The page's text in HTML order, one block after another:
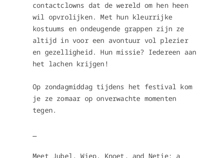
contactclowns dat de wereld om hen heen
wil opvrolijken. Met hun kleurrijke
kostuums en ondeugende grappen zijn ze
altijd in voor een avontuur vol plezier
en gezelligheid. Hun missie? Iedereen aan
het lachen krijgen!
Op zondagmiddag tijdens het festival kom
je ze zomaar op onverwachte momenten
tegen.
Meet Jubel, Wiep, Knoet, and Netje: a